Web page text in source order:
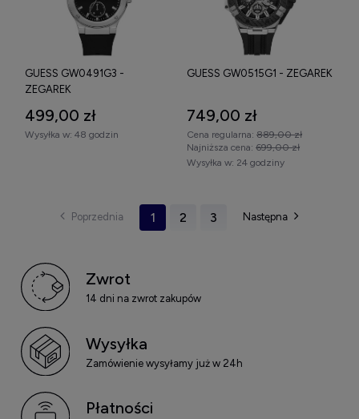
GUESS GW0491G3 -
ZEGAREK
499,00 zł
Wysyłka w: 48 godzin
GUESS GW0515G1 - ZEGAREK
749,00 zł
Cena regularna: 889,00 zł
Najniższa cena: 699,00 zł
Wysyłka w: 24 godziny
1 2 3
Zwrot
14 dni na zwrot zakupów
Wysyłka
Zamówienie wysyłamy już w 24h
Płatności